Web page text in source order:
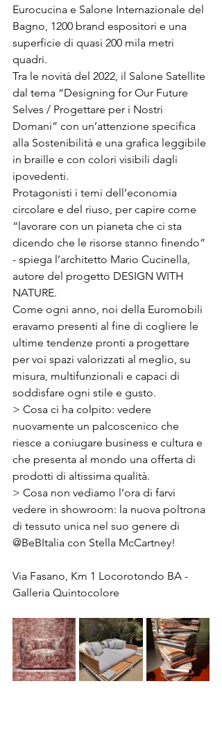
Eurocucina e Salone Internazionale del
Bagno, 1200 brand espositori e una
superficie di quasi 200 mila metri
quadri.
Tra le novità del 2022, il Salone Satellite
dal tema “Designing for Our Future
Selves / Progettare per i Nostri
Domani” con un’attenzione specifica
alla Sostenibilità e una grafica leggibile
in braille e con colori visibili dagli
ipovedenti.
Protagonisti i temi dell’economia
circolare e del riuso, per capire come
“lavorare con un pianeta che ci sta
dicendo che le risorse stanno finendo”
- spiega l’architetto Mario Cucinella,
autore del progetto DESIGN WITH
NATURE.
Come ogni anno, noi della Euromobili
eravamo presenti al fine di cogliere le
ultime tendenze pronti a progettare
per voi spazi valorizzati al meglio, su
misura, multifunzionali e capaci di
soddisfare ogni stile e gusto.
> Cosa ci ha colpito: vedere
nuovamente un palcoscenico che
riesce a coniugare business e cultura e
che presenta al mondo una offerta di
prodotti di altissima qualità.
> Cosa non vediamo l’ora di farvi
vedere in showroom: la nuova poltrona
di tessuto unica nel suo genere di
@BeBItalia con Stella McCartney!
Via Fasano, Km 1 Locorotondo BA -
Galleria Quintocolore